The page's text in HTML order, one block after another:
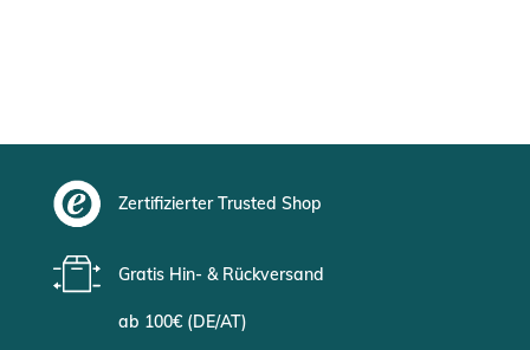
Zertifizierter Trusted Shop
Gratis Hin- & Rückversand
ab 100€ (DE/AT)